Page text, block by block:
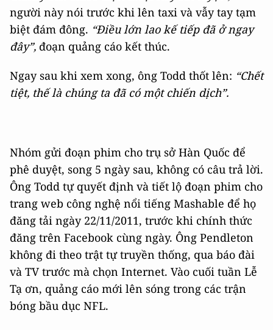
người này nói trước khi lên taxi và vẫy tay tạm
biệt đám đông. “Điều lớn lao kế tiếp đã ở ngay
đây”, đoạn quảng cáo kết thúc.
Ngay sau khi xem xong, ông Todd thốt lên: “Chết
tiệt, thế là chúng ta đã có một chiến dịch”.
Nhóm gửi đoạn phim cho trụ sở Hàn Quốc để
phê duyệt, song 5 ngày sau, không có câu trả lời.
Ông Todd tự quyết định và tiết lộ đoạn phim cho
trang web công nghệ nổi tiếng Mashable để họ
đăng tải ngày 22/11/2011, trước khi chính thức
đăng trên Facebook cùng ngày. Ông Pendleton
không đi theo trật tự truyền thống, qua báo đài
và TV trước mà chọn Internet. Vào cuối tuần Lễ
Tạ ơn, quảng cáo mới lên sóng trong các trận
bóng bầu dục NFL.